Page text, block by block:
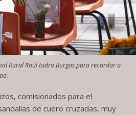
Rural Raúl Isidro Burgos para recordar a
comisionados para el
de cuero cruzadas, muy